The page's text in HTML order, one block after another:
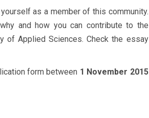
as a member of this community.
and how you can contribute to the
of Applied Sciences. Check the essay
form between 1 November 2015